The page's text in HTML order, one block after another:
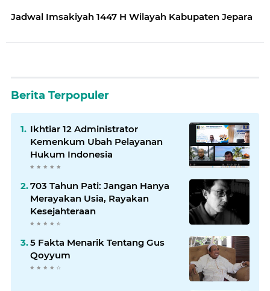
Jadwal Imsakiyah 1447 H Wilayah Kabupaten Jepara
Berita Terpopuler
Ikhtiar 12 Administrator
Kemenkum Ubah Pelayanan
Hukum Indonesia
703 Tahun Pati: Jangan Hanya
Merayakan Usia, Rayakan
Kesejahteraan
5 Fakta Menarik Tentang Gus
Qoyyum